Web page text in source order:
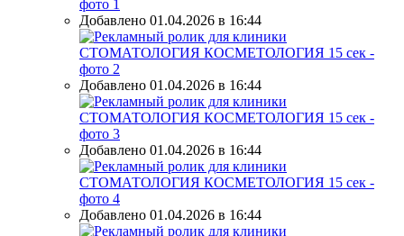
Добавлено 01.04.2026 в 16:44
Добавлено 01.04.2026 в 16:44
Добавлено 01.04.2026 в 16:44
Добавлено 01.04.2026 в 16:44